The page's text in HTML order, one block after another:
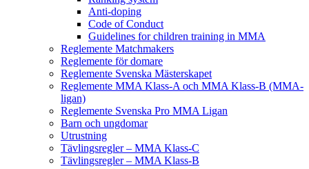
Anti-doping
Code of Conduct
Guidelines for children training in MMA
Reglemente Matchmakers
Reglemente för domare
Reglemente Svenska Mästerskapet
Reglemente MMA Klass-A och MMA Klass-B (MMA-
ligan)
Reglemente Svenska Pro MMA Ligan
Barn och ungdomar
Utrustning
Tävlingsregler – MMA Klass-C
Tävlingsregler – MMA Klass-B